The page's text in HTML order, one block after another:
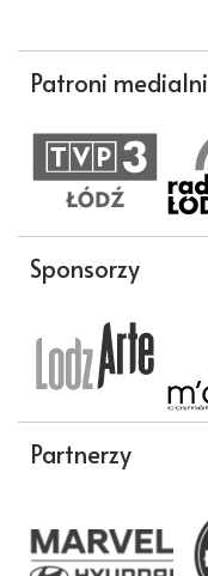
Patroni medialni
Sponsorzy
Partnerzy